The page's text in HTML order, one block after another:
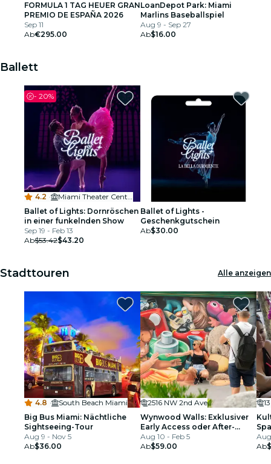
FORMULA 1 TAG HEUER GRAN
PREMIO DE ESPAÑA 2026
Sep 11
Ab€295.00
LoanDepot Park: Miami
Marlins Baseballspiel
Aug 9 - Sep 27
Ab$16.00
Ballett
- 20%
4.2 ·
Miami Theater Center
Ballet of Lights: Dornröschen
in einer funkelnden Show
Sep 19 - Feb 13
Ab$53.42$43.20
Ballet of Lights -
Geschenkgutschein
Ab$30.00
Stadttouren Alle anzeigen
4.8 ·
South Beach Miami
Big Bus Miami: Nächtliche
Sightseeing-Tour
Aug 9 - Nov 5
Ab$36.00
2516 NW 2nd Ave
Wynwood Walls: Exklusiver
Early Access oder After-
Hours
Aug 10 - Feb 5
Ab$59.00
Ab